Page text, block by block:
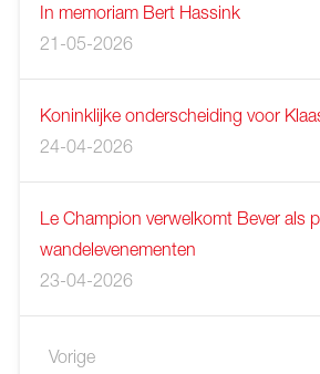
In memoriam Bert Hassink
21-05-2026
Koninklijke onderscheiding voor
24-04-2026
Le Champion verwelkomt Bever als
wandelevenementen
23-04-2026
Vorige